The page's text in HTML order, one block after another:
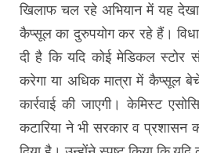
खिलाफ चल रहे अभियान में यह देखा
कैप्सूल का दुरुपयोग कर रहे हैं।
दी है कि यदि कोई मेडिकल स्टोर
करेगा या अधिक मात्रा में कैप्सूल
कार्रवाई की जाएगी। केमिस्ट
कटारिया ने भी सरकार व प्रशासन